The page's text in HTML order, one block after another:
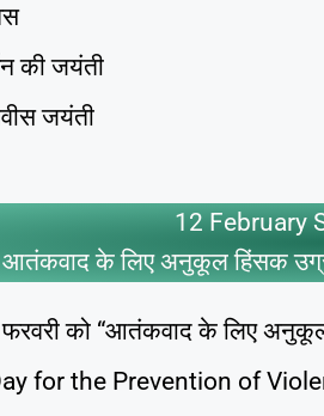
की जयंती
जयंती
12 February
आतंकवाद के लिए अनुकूल हिंसक
को “आतंकवाद के लिए अनुकूल
for the Prevention of